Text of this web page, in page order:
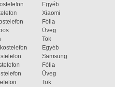
Egyéb
Xiaomi
Fólia
Üveg
Tok
Egyéb
Samsung
Fólia
Üveg
Tok